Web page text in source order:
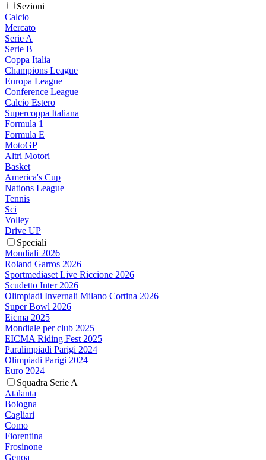
Sezioni
Calcio
Mercato
Serie A
Serie B
Coppa Italia
Champions League
Europa League
Conference League
Calcio Estero
Supercoppa Italiana
Formula 1
Formula E
MotoGP
Altri Motori
Basket
America's Cup
Nations League
Tennis
Sci
Volley
Drive UP
Speciali
Mondiali 2026
Roland Garros 2026
Sportmediaset Live Riccione 2026
Scudetto Inter 2026
Olimpiadi Invernali Milano Cortina 2026
Super Bowl 2026
Eicma 2025
Mondiale per club 2025
EICMA Riding Fest 2025
Paralimpiadi Parigi 2024
Olimpiadi Parigi 2024
Euro 2024
Squadra Serie A
Atalanta
Bologna
Cagliari
Como
Fiorentina
Frosinone
Genoa